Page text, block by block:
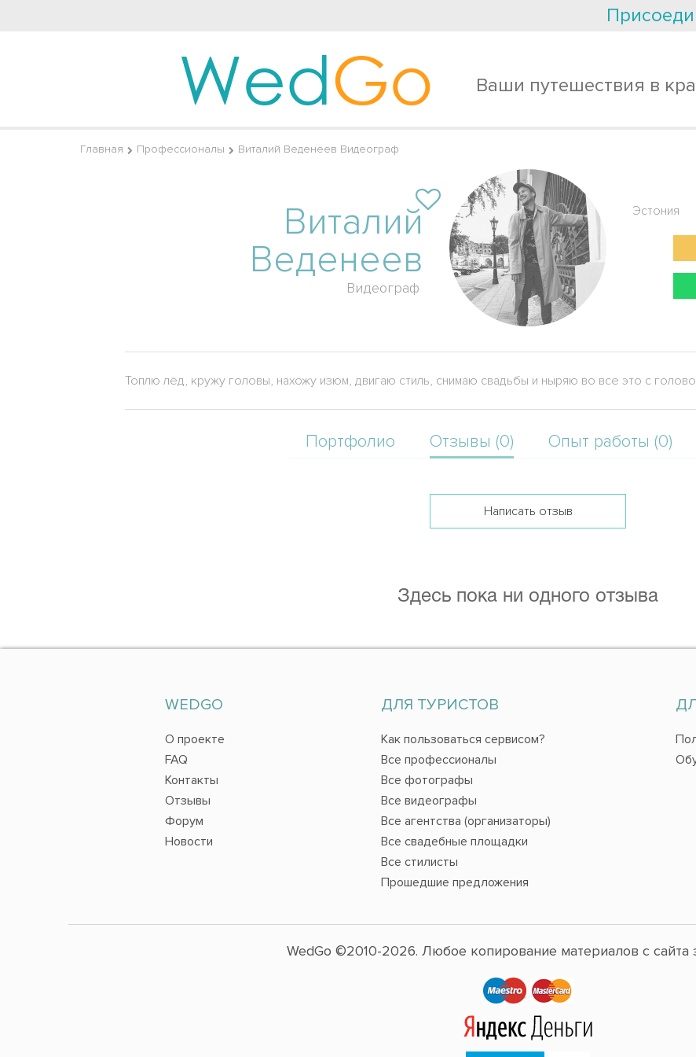
WedGo Ваши путешествия в
Главная Профессионалы Виталий Веденеев Видеограф
Виталий
Веденеев
Видеограф
Эстония
Топлю лёд, кружу головы, нахожу изюм, двигаю стиль, снимаю свадьбы и ныряю во все это с
Портфолио Отзывы (0) Опыт работы (0)
Написать отзыв
Здесь пока ни одного отзыва
WEDGO
О проекте
FAQ
Контакты
Отзывы
Форум
Новости
ДЛЯ ТУРИСТОВ
Как пользоваться сервисом?
Все профессионалы
Все фотографы
Все видеографы
Все агентства (организаторы)
Все свадебные площадки
Все стилисты
Прошедшие предложения
WedGo ©2010-2026. Любое копирование материалов с сайта